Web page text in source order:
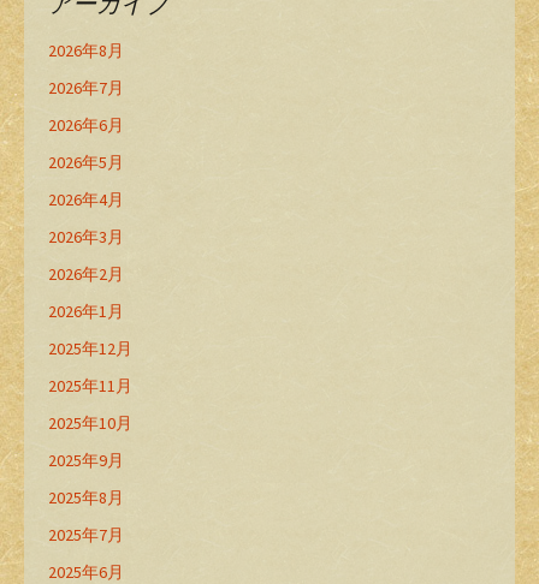
2026年8月
2026年7月
2026年6月
2026年5月
2026年4月
2026年3月
2026年2月
2026年1月
2025年12月
2025年11月
2025年10月
2025年9月
2025年8月
2025年7月
2025年6月